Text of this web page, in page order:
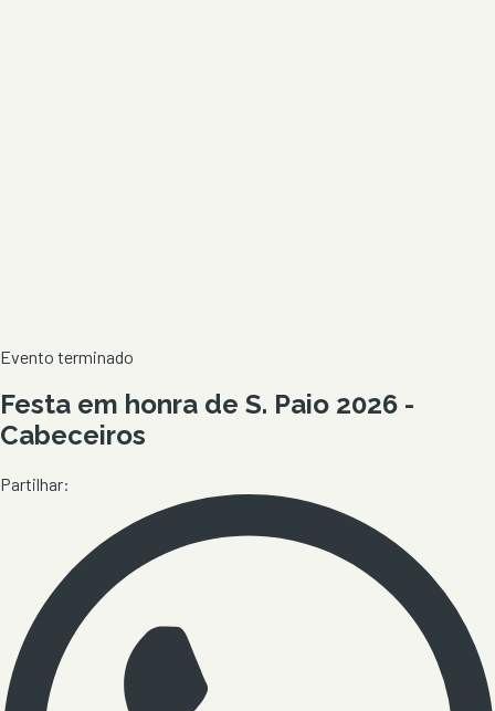
Evento terminado
Festa em honra de S. Paio 2026 -
Cabeceiros
Partilhar: